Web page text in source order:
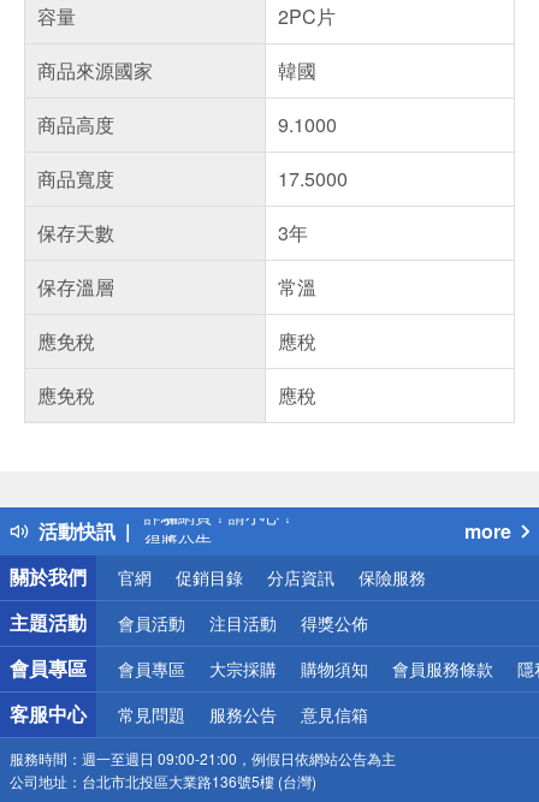
容量
2PC片
商品來源國家
韓國
商品高度
9.1000
商品寬度
17.5000
保存天數
3年
保存溫層
常溫
應免稅
應稅
應免稅
應稅
活動快訊
詐騙網頁！請小心！
得獎公告
熱門話題
銀行優惠
偏遠地區配送
詐騙網頁！請小心！
more
關於我們
官網 促銷目錄 分店資訊 保險服務
主題活動 會員活動 注目活動 得獎公佈
會員專區 會員專區 大宗採購 購物須知 會員服務條款 隱
客服中心 常見問題 服務公告 意見信箱
服務時間： 週一至週日 09:00-21:00，例假日依網站公告為主
公司地址： 台北市北投區大業路136號5樓 (台灣)